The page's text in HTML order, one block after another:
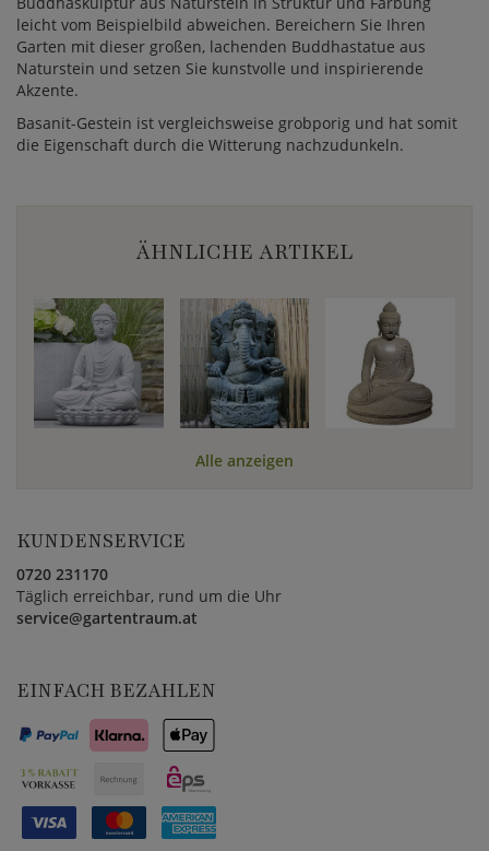
leicht vom Beispielbild abweichen. Bereichern Sie Ihren
Garten mit dieser großen, lachenden Buddhastatue aus
Naturstein und setzen Sie kunstvolle und inspirierende
Akzente.
Basanit-Gestein ist vergleichsweise grobporig und hat somit
die Eigenschaft durch die Witterung nachzudunkeln.
ÄHNLICHE ARTIKEL
Alle anzeigen
KUNDENSERVICE
0720 231170
Täglich erreichbar, rund um die Uhr
service@gartentraum.at
EINFACH BEZAHLEN